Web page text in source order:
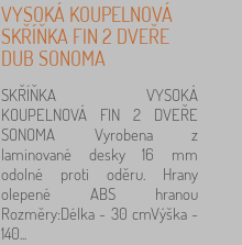
VYSOKÁ KOUPELNOVÁ
SKŘÍŇKA FIN 2 DVEŘE
DUB SONOMA
SKŘÍŇKA VYSOKÁ
KOUPELNOVÁ FIN 2 DVEŘE
SONOMA Vyrobena z
laminované desky 16 mm
odolné proti oděru. Hrany
olepené ABS hranou
Rozměry:Délka - 30 cmVýška -
140...